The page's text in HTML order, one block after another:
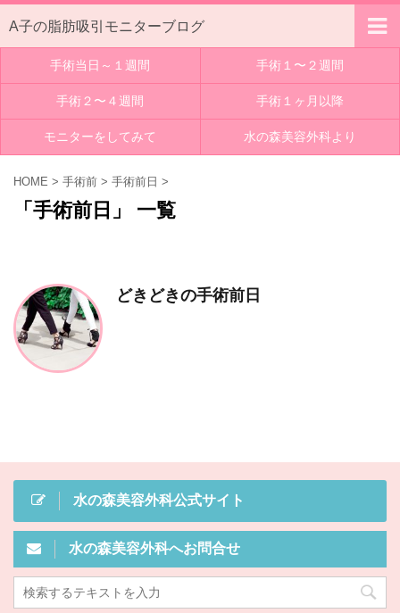
A子の脂肪吸引モニターブログ
手術当日～１週間 手術１〜２週間
手術２〜４週間 手術１ヶ月以降
モニターをしてみて 水の森美容外科より
HOME > 手術前 > 手術前日 >
「手術前日」 一覧
どきどきの手術前日
水の森美容外科公式サイト
水の森美容外科へお問合せ